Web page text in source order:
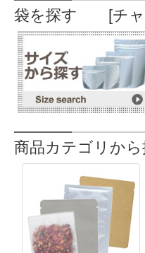
袋を探す [チャ
商品カテゴリから